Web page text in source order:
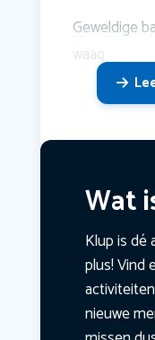
Geweldige
waag
Wat
Klup is dé
plus! Vind
nieuwe